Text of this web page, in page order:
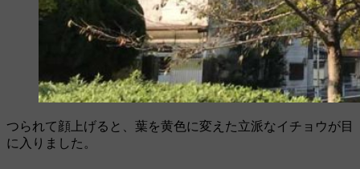
つられて顔上げると、葉を黄色に変えた立派なイチョウが目
に入りました。